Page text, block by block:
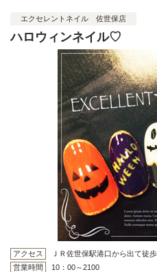
エクセレントネイル 佐世保店
ハロウィンネイル♡
アクセス
ＪＲ佐世保駅港口から出て徒
営業時間
10：00～2100